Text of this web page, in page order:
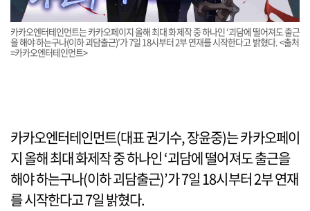
카카오엔터테인먼트는 카카오페이지 올해 최대 화제작 중 하나인 ‘괴담에 떨어져도 출근
을 해야 하는구나(이하 괴담출근)’가 7일 18시부터 2부 연재를 시작한다고 밝혔다. <출처
=카카오엔터테인먼트>
카카오엔터테인먼트(대표 권기수, 장윤중)는 카카오페이
지 올해 최대 화제작 중 하나인 ‘괴담에 떨어져도 출근을
해야 하는구나(이하 괴담출근)’가 7일 18시부터 2부 연재
를 시작한다고 7일 밝혔다.